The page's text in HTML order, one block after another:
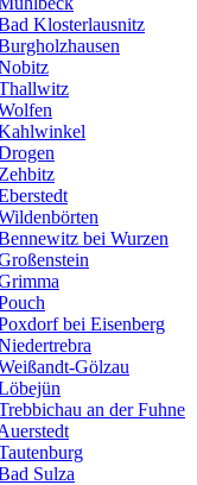
Klosterlausnitz
bei Wurzen
bei Eisenberg
Gölzau
an der Fuhne
Sulza